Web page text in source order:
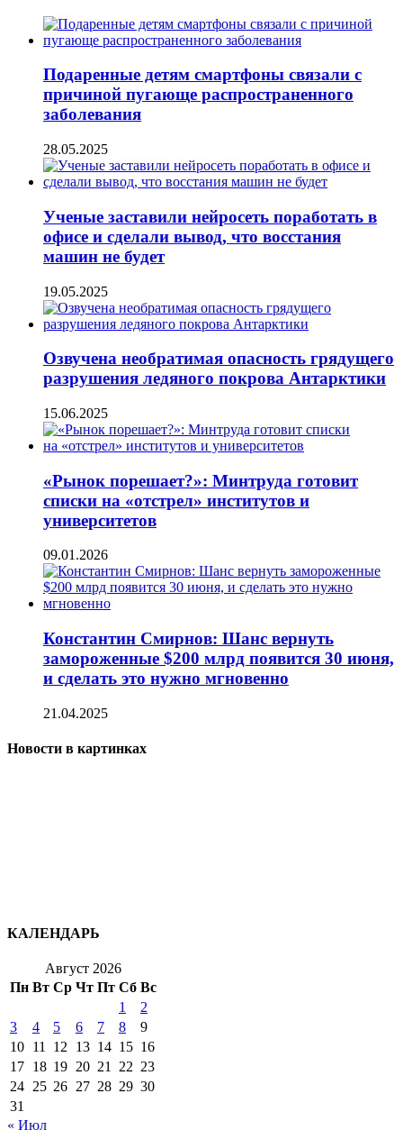
Подаренные детям смартфоны связали с
причиной пугающе распространенного
заболевания
28.05.2025
Ученые заставили нейросеть поработать в
офисе и сделали вывод, что восстания
машин не будет
19.05.2025
Озвучена необратимая опасность грядущего
разрушения ледяного покрова Антарктики
15.06.2025
«Рынок порешает?»: Минтруда готовит
списки на «отстрел» институтов и
университетов
09.01.2026
Константин Смирнов: Шанс вернуть
замороженные $200 млрд появится 30 июня,
и сделать это нужно мгновенно
21.04.2025
Новости в картинках
КАЛЕНДАРЬ
Август 2026
Пн Вт Ср Чт Пт Сб Вс
1
2
3
4 5 6 7 8
9
10 11 12 13 14 15 16
17 18 19 20 21 22 23
24 25 26 27 28 29 30
31
« Июл